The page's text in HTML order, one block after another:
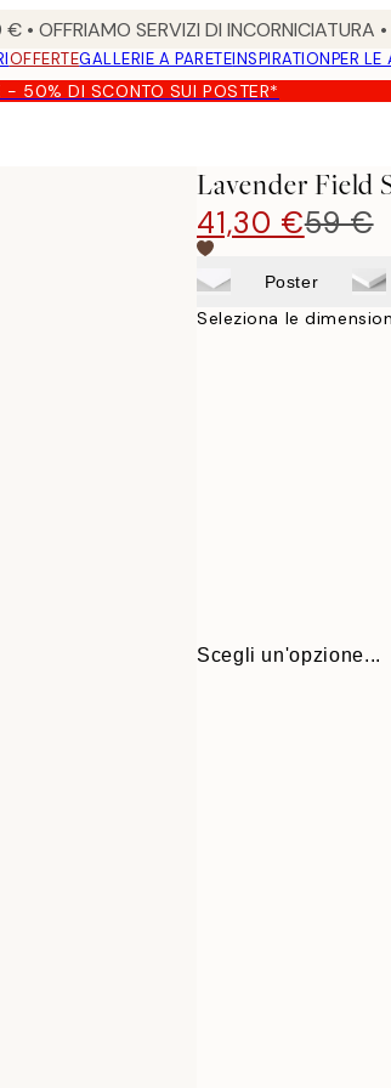
• OFFRIAMO SERVIZI DI
OFFERTEGALLERIE A PARETEINSPIRATIONPER LE
- 50% DI SCONTO SUI POSTER*
Lavender Field
41,30 €59 €
Poster
Seleziona le
Scegli un'opzione...